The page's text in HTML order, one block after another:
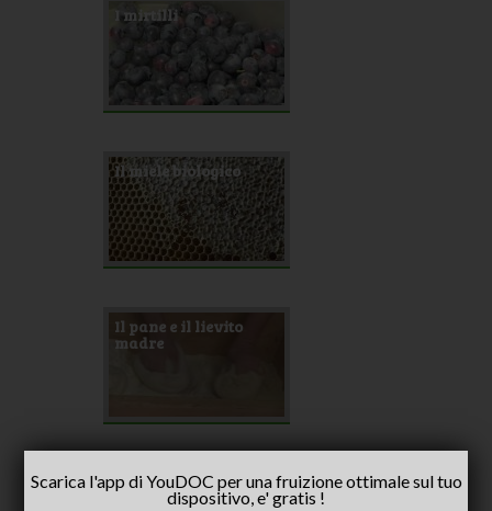
I mirtilli
Il miele biologico
Il pane e il lievito
madre
Il gatto soriano
Scarica l'app di YouDOC per una fruizione ottimale sul tuo
dispositivo, e' gratis !